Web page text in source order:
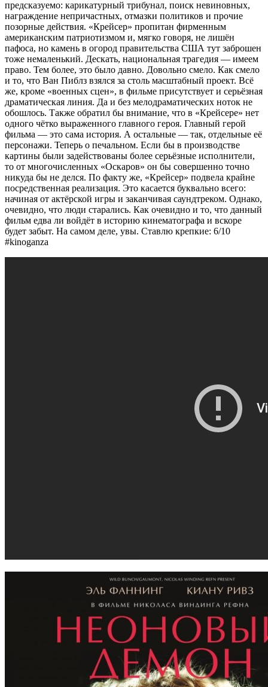
предсказуемо: карикатурный трибунал, поиск невиновных,
награждение непричастных, отмазки политиков и прочие
позорные действия. «Крейсер» пропитан фирменным
американским патриотизмом и, мягко говоря, не лишён
пафоса, но камень в огород правительства США тут заброшен
тоже немаленький. Дескать, национальная трагедия — имеем
право. Тем более, это было давно. Довольно смело. Как смело
и то, что Ван Пиблз взялся за столь масштабный проект. Всё
же, кроме «военных сцен», в фильме присутствует и серьёзная
драматическая линия. Да и без мелодраматических ноток не
обошлось. Также обратил бы внимание, что в «Крейсере» нет
одного чётко выраженного главного героя. Главный герой
фильма — это сама история. А остальные — так, отдельные её
персонажи. Теперь о печальном. Если бы в производстве
картины были задействованы более серьёзные исполнители,
то от многочисленных «Оскаров» он бы совершенно точно
никуда бы не делся. По факту же, «Крейсер» подвела крайне
посредственная реализация. Это касается буквально всего:
начиная от актёрской игры и заканчивая саундтреком. Однако,
очевидно, что люди старались. Как очевидно и то, что данный
фильм едва ли войдёт в историю кинематографа и вскоре
будет забыт. На самом деле, увы. Ставлю крепкие: 6/10
#kinoganza